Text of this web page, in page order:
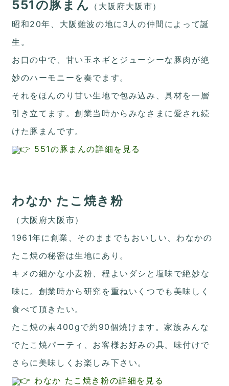
551の豚まん （大阪府大阪市）
昭和20年、大阪難波の地に3人の仲間によって誕
生。
お口の中で、甘い玉ネギとジューシーな豚肉が絶
妙のハーモニーを奏でます。
それをほんのり甘い生地で包み込み、具材を一層
引き立てます。創業当時からみなさまに愛され続
けた豚まんです。
👉 551の豚まんの詳細を見る
わなか たこ焼き粉
（大阪府大阪市）
1961年に創業、そのままでもおいしい、わなかの
たこ焼の秘密は生地にあり。
キメの細かな小麦粉、程よいダシと塩味で絶妙な
味に。創業時から研究を重ねいくつでも美味しく
食べて頂きたい。
たこ焼の素400gで約90個焼けます。家族みんな
でたこ焼パーティ、お客様お好みの具。味付けで
さらに美味しくお楽しみ下さい。
👉 わなか たこ焼き粉の詳細を見る